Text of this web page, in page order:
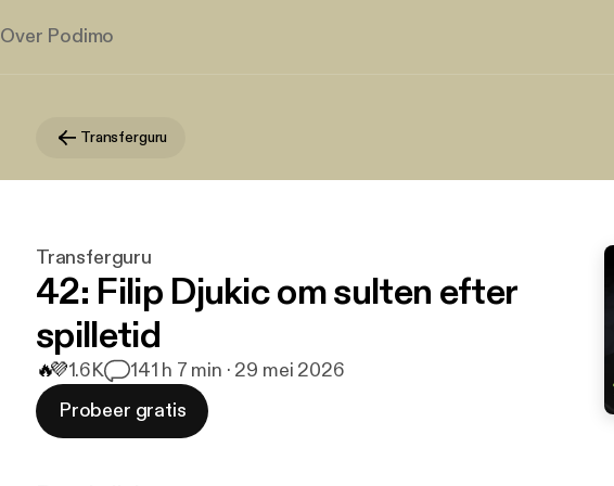
Over Podimo
Transferguru
Transferguru
42: Filip Djukic om sulten efter
spilletid
🔥💜1.6K 141 h 7 min · 29 mei 2026
Probeer gratis